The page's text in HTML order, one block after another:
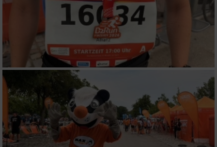
Entwicklung und Verbesserung der Angebote
Verwendung reduzierter Daten zur Auswahl
von Inhalten
IAB-Besonderheiten:
Verwendung genauer Standortdaten
Geräte anhand von aktiv angeforderten
Informationen identifizieren
Nicht-IAB-Verarbeitungszwecke: